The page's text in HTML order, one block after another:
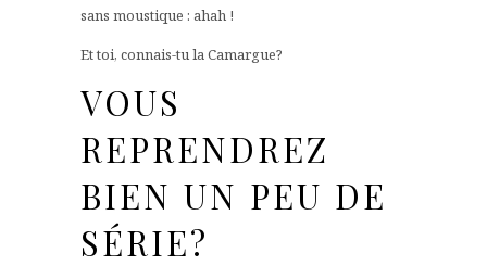
sans moustique : ahah !
Et toi, connais-tu la Camargue?
VOUS
REPRENDREZ
BIEN UN PEU DE
SÉRIE?